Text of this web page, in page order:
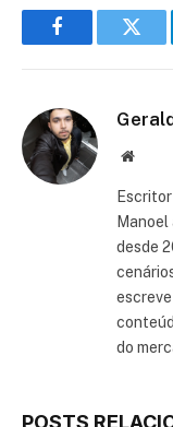
Facebook
Site
desde
do
POSTS